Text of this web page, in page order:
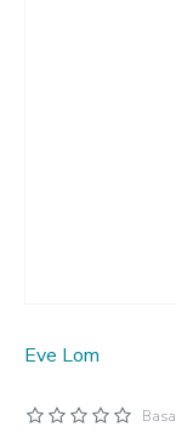
Eve Lom